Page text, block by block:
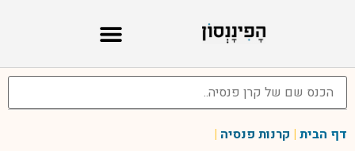
דף הבית | קרנות פנסיה |